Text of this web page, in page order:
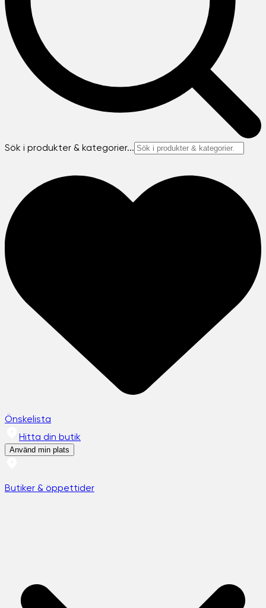
Sök i produkter & kategorier...
Önskelista
Hitta din butik
Använd min plats
Butiker & öppettider